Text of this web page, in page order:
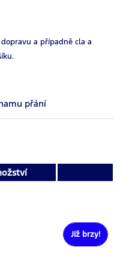
a případně cla a
přání
Již brzy!